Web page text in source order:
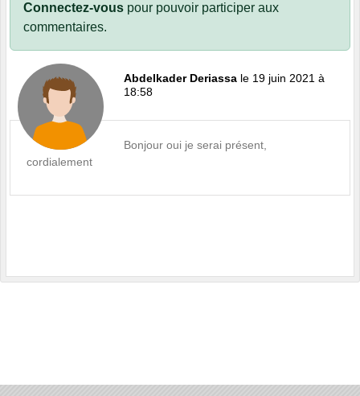
Connectez-vous pour pouvoir participer aux
commentaires.
Abdelkader Deriassa le 19 juin 2021 à
18:58
Bonjour oui je serai présent,
cordialement